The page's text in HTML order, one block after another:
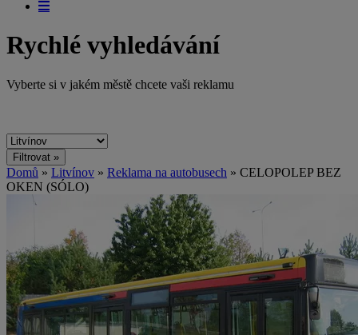
Rychlé vyhledávání
Vyberte si v jakém městě chcete vaši reklamu
Domů » Litvínov » Reklama na autobusech » CELOPOLEP BEZ
OKEN (SÓLO)